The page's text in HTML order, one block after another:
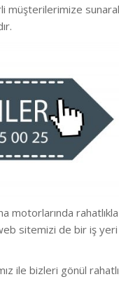
müşterilerimize
motorlarında
sitemizi de bir iş
ile bizleri gönül